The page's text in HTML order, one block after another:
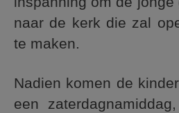
naar de kerk die zal
te maken.
Nadien komen de
een